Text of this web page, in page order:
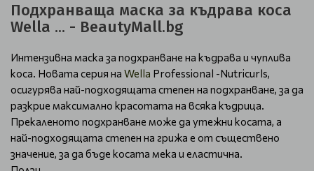
Подхранваща маска за къдрава коса
Wella ... - BeautyMall.bg
Интензивна маска за подхранване на къдрава и чуплива
коса. Новата серия на Wella Professional -Nutricurls,
осигурява най-подходящата степен на подхранване, за да
разкрие максимално красотата на всяка къдрица.
Прекаленото подхранване може да утежни косата, а
най-подходящата степен на грижа е от съществено
значение, за да бъде косата мека и еластична.